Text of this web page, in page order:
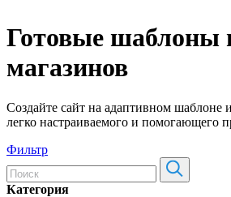
Готовые шаблоны
магазинов
Создайте сайт на адаптивном шаблоне
легко настраиваемого и помогающего
Фильтр
Категория